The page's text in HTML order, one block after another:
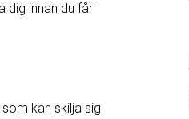
dig innan du får
kan skilja sig